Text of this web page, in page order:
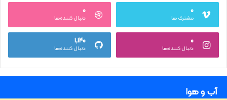
۰
مشترک ها
۰
دنبال کننده‌ها
۰
دنبال کننده‌ها
۱,۱۴۰
دنبال کننده‌ها
آب و هوا